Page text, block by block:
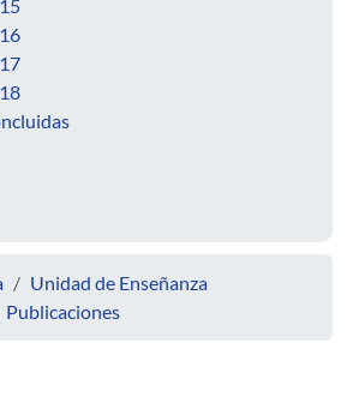
Unidad de Enseñanza
Publicaciones